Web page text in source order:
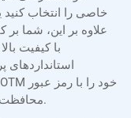
خاصی را انتخاب
علاوه بر این، شما
استانداردهای
محافظت کنید تا امنیت و یکپارچگی سند تضمین شود.